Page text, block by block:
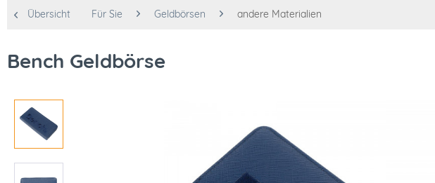
Übersicht Für Sie Geldbörsen andere Materialien
Bench Geldbörse